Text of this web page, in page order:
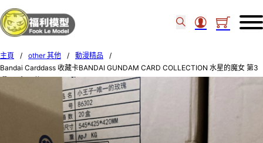
主頁 / other 其他 / 動漫精品
/
Bandai Carddass 收藏卡BANDAI GUNDAM CARD COLLECTION 水星的魔女 第3